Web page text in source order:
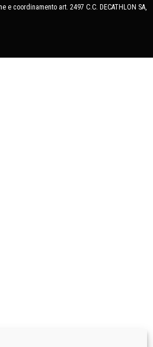
e coordinamento art. 2497 C.C. DECATHLON SA,